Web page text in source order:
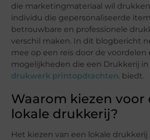
die marketingmateriaal wil
individu die gepersonaliseerde
betrouwbare en professionele
verschil maken. In dit blogbericht
mee op een reis door de voordelen
mogelijkheden die een Drukkerij in
drukwerk printopdrachten. biedt.
Waarom kiezen voor
lokale drukkerij?
Het kiezen van een lokale drukkerij